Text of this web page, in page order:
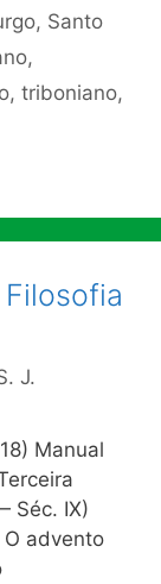
, Santo
,
, triboniano,
J.
Manual
Séc. IX)
O advento